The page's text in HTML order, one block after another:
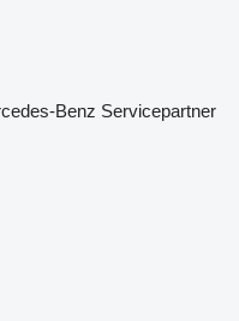
Benz Servicepartner